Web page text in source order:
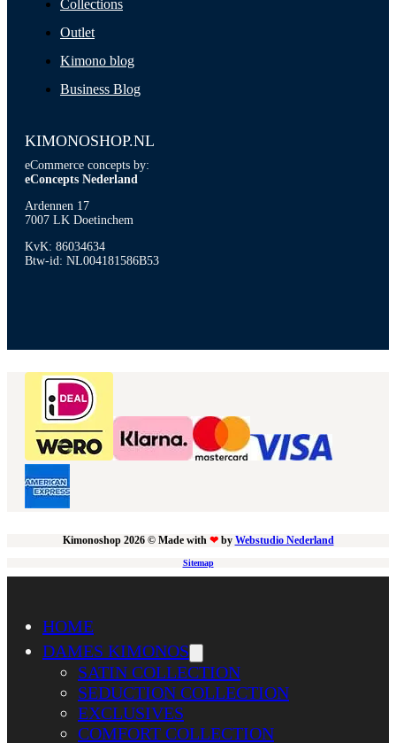
Collections
Outlet
Kimono blog
Business Blog
KIMONOSHOP.NL
eCommerce concepts by:
eConcepts Nederland
Ardennen 17
7007 LK Doetinchem
KvK: 86034634
Btw-id: NL004181586B53
Kimonoshop 2026 © Made with ❤ by Webstudio Nederland
Sitemap
HOME
DAMES KIMONOS
SATIN COLLECTION
SEDUCTION COLLECTION
EXCLUSIVES
COMFORT COLLECTION